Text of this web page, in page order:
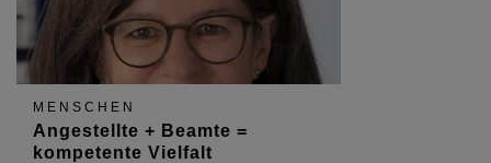
MENSCHEN
Angestellte + Beamte =
kompetente Vielfalt